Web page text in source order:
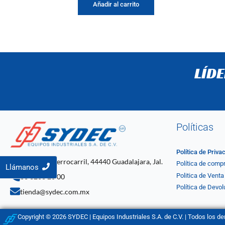
Añadir al carrito
C. 4 2061, Ferrocarril, 44440 Guadalajara, Jal.
33 3268 20 00
tienda@sydec.com.mx
Políticas
Política de
Política de
Politica de Venta
Política de
Copyright © 2026 SYDEC | Equipos Industriales S.A. de C.V. | Todos los
Llámanos